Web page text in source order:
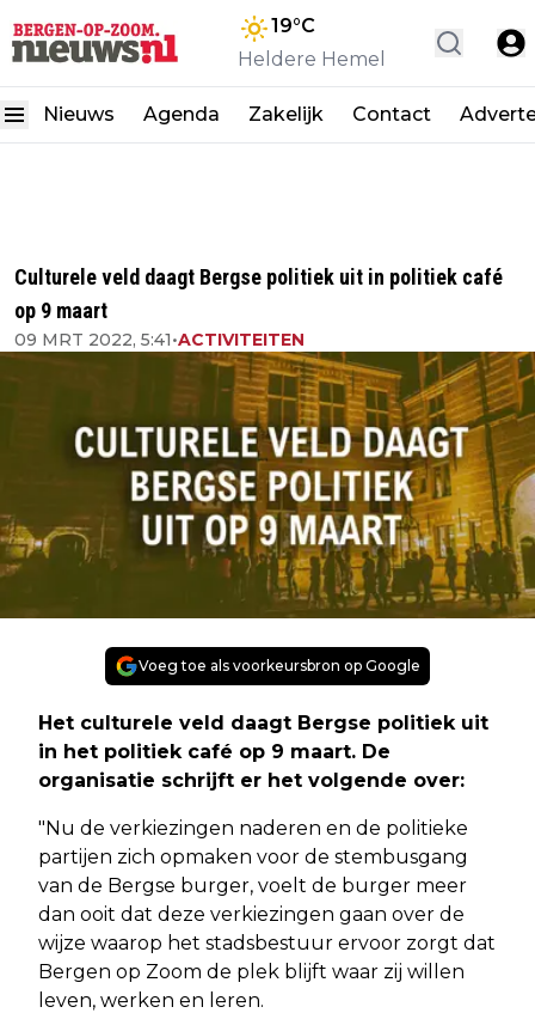
19°C
Heldere Hemel
Nieuws Agenda Zakelijk Contact
Culturele veld daagt Bergse politiek uit in politiek café
op 9 maart
09 MRT 2022, 5:41•ACTIVITEITEN
Voeg toe als voorkeursbron op Google
Het culturele veld daagt Bergse politiek uit
in het politiek café op 9 maart. De
organisatie schrijft er het volgende over:
"Nu de verkiezingen naderen en de politieke
partijen zich opmaken voor de stembusgang
van de Bergse burger, voelt de burger meer
dan ooit dat deze verkiezingen gaan over de
wijze waarop het stadsbestuur ervoor zorgt dat
Bergen op Zoom de plek blijft waar zij willen
leven, werken en leren.